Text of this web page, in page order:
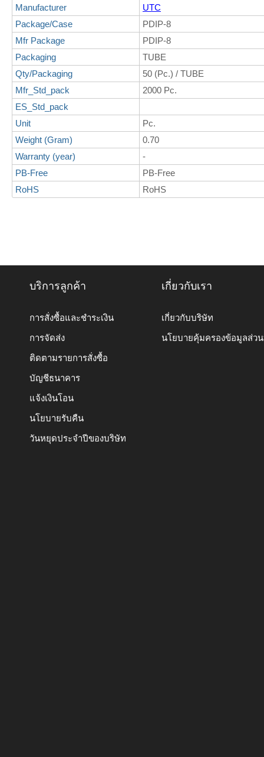
Manufacturer
UTC
Package/Case
PDIP-8
Mfr Package
PDIP-8
Packaging
TUBE
Qty/Packaging
50 (Pc.) / TUBE
Mfr_Std_pack
2000 Pc.
ES_Std_pack
Unit
Pc.
Weight (Gram)
0.70
Warranty (year)
-
PB-Free
PB-Free
RoHS
RoHS
บริการลูกค้า
การสั่งซื้อและชำระเงิน
การจัดส่ง
ติดตามรายการสั่งซื้อ
บัญชีธนาคาร
แจ้งเงินโอน
นโยบายรับคืน
วันหยุดประจำปีของบริษัท
เกี่ยวกับเรา
เกี่ยวกับบริษัท
นโยบายคุ้มครองข้อมูลส่ว